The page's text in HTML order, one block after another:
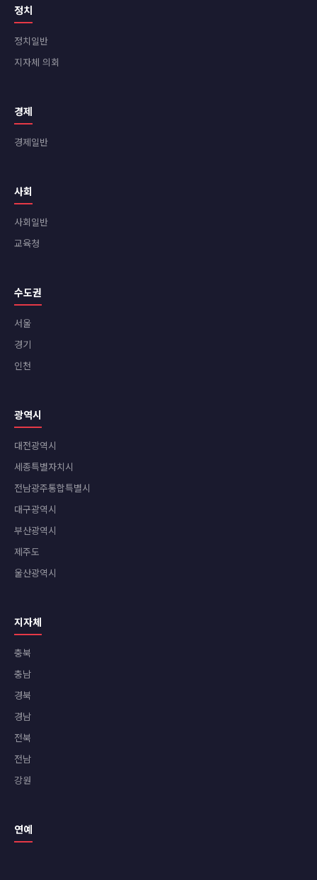
정치
정치일반
지자체 의회
경제
경제일반
사회
사회일반
교육청
수도권
서울
경기
인천
광역시
대전광역시
세종특별자치시
전남광주통합특별시
대구광역시
부산광역시
제주도
울산광역시
지자체
충북
충남
경북
경남
전북
전남
강원
연예